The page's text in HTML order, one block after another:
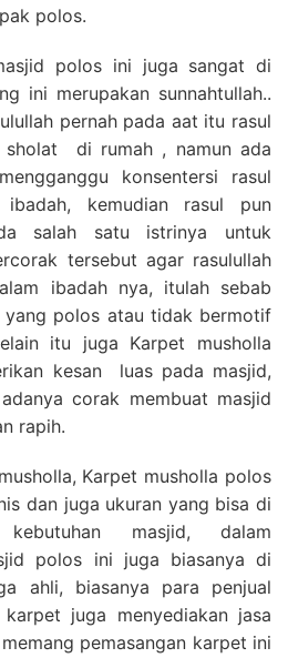
polos.
polos ini juga sangat di
ini merupakan sunnahtullah..
pernah pada aat itu rasul
sholat di rumah , namun ada
konsentersi rasul
ibadah, kemudian rasul pun
salah satu istrinya untuk
tersebut agar rasulullah
ibadah nya, itulah sebab
polos atau tidak bermotif
itu juga Karpet musholla
kesan luas pada masjid,
corak membuat masjid
rapih.
Karpet musholla polos
dan juga ukuran yang bisa di
masjid, dalam
polos ini juga biasanya di
ahli, biasanya para penjual
juga menyediakan jasa
pemasangan karpet ini